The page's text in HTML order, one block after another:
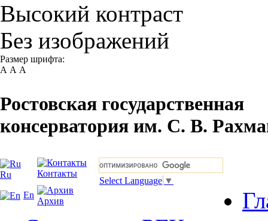
Высокий контраст
Без изображений
Размер шрифта:
А А А
Ростовская государственная
консерватория им. С. В.
Ru
En
Контакты
Архив
Select Language ▼